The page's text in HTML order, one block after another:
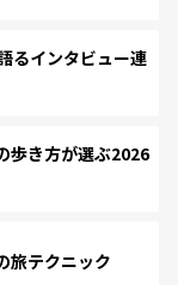
るインタビュー連
歩き方が選ぶ2026
旅テクニック